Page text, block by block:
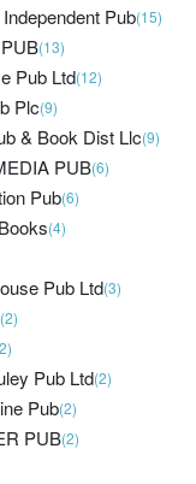
Pub(15)
(13)
Pub Ltd(12)
Plc(9)
& Book Dist Llc(9)
PUB(6)
Pub(6)
(4)
Pub Ltd(3)
(2)
Pub Ltd(2)
Pub(2)
PUB(2)